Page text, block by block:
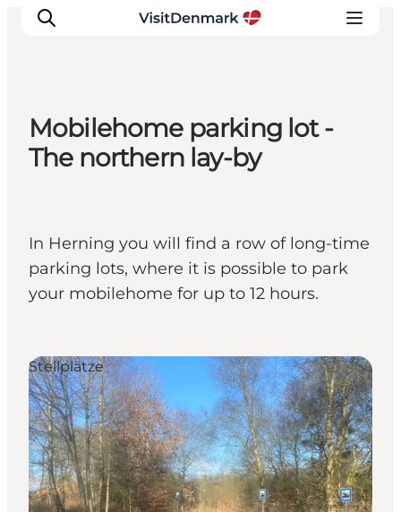
Inspiration
Reiseplanung
Mobilehome parking lot -
The northern lay-by
In Herning you will find a row of long-time
parking lots, where it is possible to park
your mobilehome for up to 12 hours.
Stellplätze